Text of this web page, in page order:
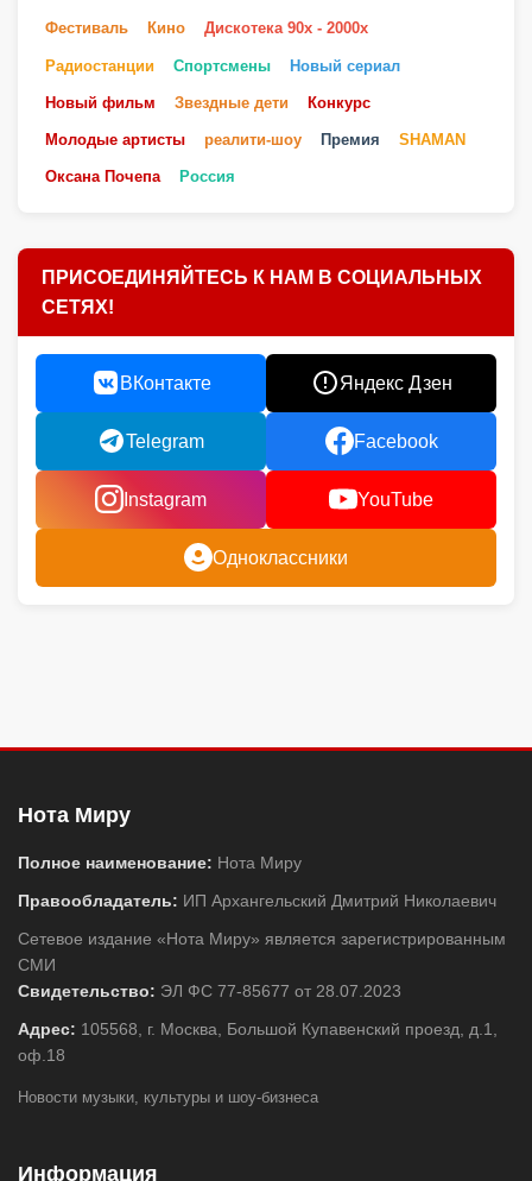
Фестиваль Кино Дискотека 90х - 2000х
Радиостанции Спортсмены Новый сериал
Новый фильм Звездные дети Конкурс
Молодые артисты реалити-шоу Премия SHAMAN
Оксана Почепа Россия
ПРИСОЕДИНЯЙТЕСЬ К НАМ В СОЦИАЛЬНЫХ
СЕТЯХ!
ВКонтакте Яндекс Дзен
Telegram Facebook
Instagram YouTube
Одноклассники
Нота Миру
Полное наименование: Нота Миру
Правообладатель: ИП Архангельский Дмитрий Николаевич
Сетевое издание «Нота Миру» является зарегистрированным
СМИ
Свидетельство: ЭЛ ФС 77-85677 от 28.07.2023
Адрес: 105568, г. Москва, Большой Купавенский проезд, д.1,
оф.18
Новости музыки, культуры и шоу-бизнеса
Информация